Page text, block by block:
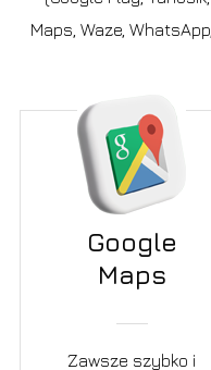
Maps, Waze,
Google
Maps
Zawsze szybko i